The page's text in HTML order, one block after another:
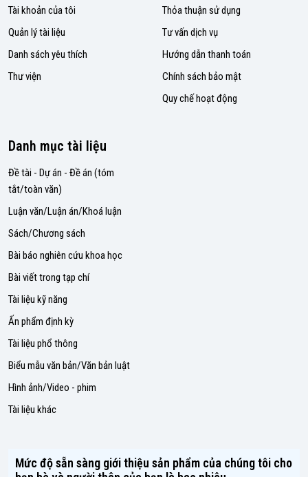
Tài khoản của tôi
Quản lý tài liệu
Danh sách yêu thích
Thư viện
Thỏa thuận sử dụng
Tư vấn dịch vụ
Hướng dẫn thanh toán
Chính sách bảo mật
Quy chế hoạt động
Danh mục tài liệu
Đề tài - Dự án - Đề án (tóm
tắt/toàn văn)
Luận văn/Luận án/Khoá luận
Sách/Chương sách
Bài báo nghiên cứu khoa học
Bài viết trong tạp chí
Tài liệu kỹ năng
Ấn phẩm định kỳ
Tài liệu phổ thông
Biểu mẫu văn bản/Văn bản luật
Hình ảnh/Video - phim
Tài liệu khác
Mức độ sẵn sàng giới thiệu sản phẩm của chúng tôi cho